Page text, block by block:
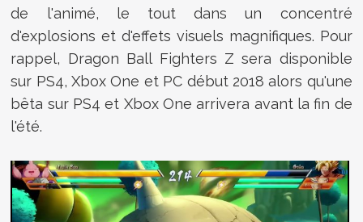
de l'animé, le tout dans un concentré
d'explosions et d'effets visuels magnifiques. Pour
rappel, Dragon Ball Fighters Z sera disponible
sur PS4, Xbox One et PC début 2018 alors qu'une
bêta sur PS4 et Xbox One arrivera avant la fin de
l'été.